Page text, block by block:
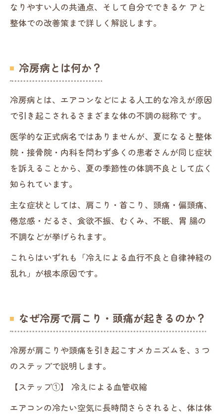
なりやすい人の共通点、そして自分でできるケ アと
整体での改善策まで詳しく解説します。
冷房病とは何か？
冷房病とは、エアコンなどによる人工的な冷えが原因
で引き起こされるさまざまな体の不調の総称で す。
医学的な正式病名ではありませんが、夏になると整体
院・接骨院・内科を問わず多くの患者さんが同じ症状
を訴えることから、夏の季節性の体調不良として広く
知られています。
主な症状としては、肩こり・首こり、頭痛・偏頭痛、
倦怠感・だるさ、食欲不振、むくみ、不眠、胃 腸の
不調などが挙げられます。
これらはいずれも「冷えによる血行不良と自律神経の
乱れ」が根本原因です。
なぜ冷房で肩こり・頭痛が起きるのか？
冷房が肩こりや頭痛を引き起こすメカニズムを、3 つ
のステップで説明します。
【ステップ①】 冷えによる血管収縮
エアコンの冷たい空気に長時間さらされると、体は体